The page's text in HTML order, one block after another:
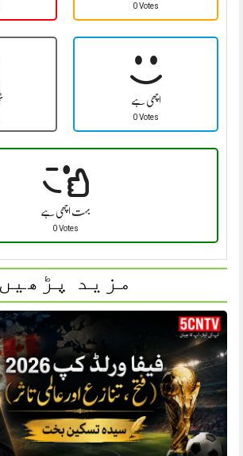
0 Votes
اچھی ہے
0 Votes
بہت اچھی ہے
0 Votes
مزید پڑھیں